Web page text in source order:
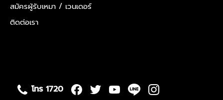
สมัครผู้รับเหมา / เวนเดอร์
ติดต่อเรา
โทร 1720